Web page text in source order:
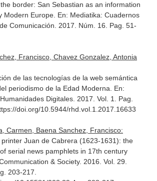
border: San Sebastian as an information
Modern Europe. En: Mediatika: Cuadernos
Comunicación . 2017. Núm. 16. Pag. 51-
Francisco, Chavez Gonzalez, Antonia
de las tecnologías de la web semántica
periodismo de la Edad Moderna. En:
Digitales. 2017. Vol. 1. Pag.
doi.org/10.5944/rhd.vol.1.2017.16633
Carmen, Baena Sanchez, Francisco:
Juan de Cabrera (1623-1631): the
serial news pamphlets in 17th century
& Society. 2016. Vol. 29.
203-217.